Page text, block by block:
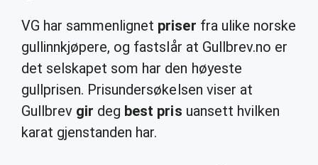
VG har sammenlignet priser fra ulike norske
gullinnkjøpere, og fastslår at Gullbrev.no er
det selskapet som har den høyeste
gullprisen. Prisundersøkelsen viser at
Gullbrev gir deg best pris uansett hvilken
karat gjenstanden har.